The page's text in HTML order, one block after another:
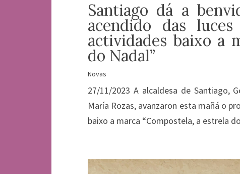
Santiago dá a
acendido das
actividades baixo a
do Nadal”
Novas
27/11/2023 A alcaldesa de Santiago,
María Rozas, avanzaron esta mañá o
baixo a marca “Compostela, a estrela